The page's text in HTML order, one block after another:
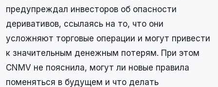
предупреждал инвесторов об опасности
деривативов, ссылаясь на то, что они
усложняют торговые операции и могут привести
к значительным денежным потерям. При этом
CNMV не пояснила, могут ли новые правила
поменяться в будущем и что делать